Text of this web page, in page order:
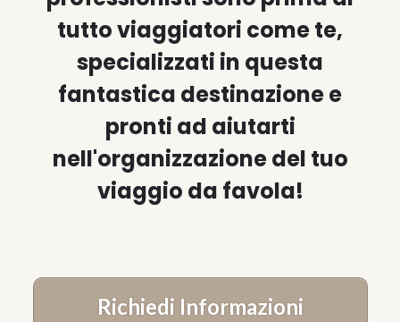
tutto viaggiatori come te,
specializzati in questa
fantastica destinazione e
pronti ad aiutarti
nell'organizzazione del tuo
viaggio da favola!
Richiedi Informazioni